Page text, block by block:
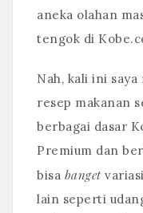
aneka olahan
tengok di
Nah, kali ini
resep makanan
berbagai dasar
Premium dan
bisa banget
lain seperti